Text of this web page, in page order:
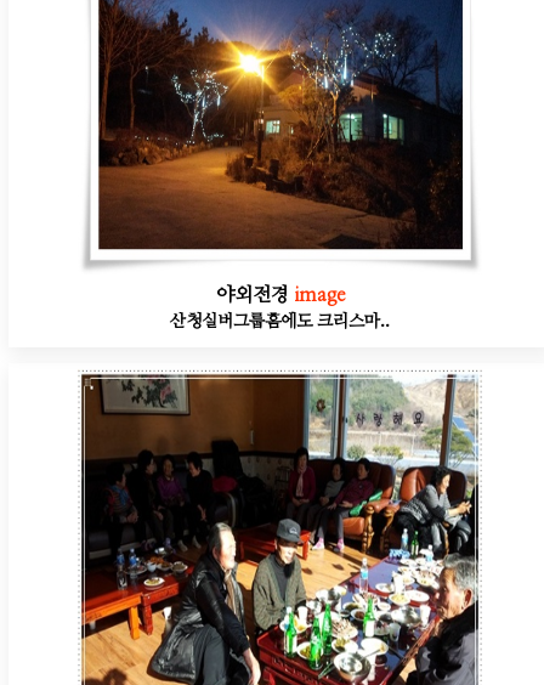
야외전경 image
산청실버그룹홈에도 크리스마..